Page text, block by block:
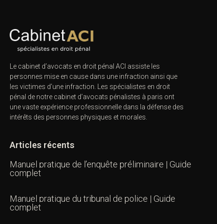
Le cabinet d’avocats en droit pénal ACI assiste les
personnes mise en cause dans une infraction ainsi que
les victimes d’une infraction. Les spécialistes en droit
pénal de notre cabinet d’avocats pénalistes à paris ont
une vaste expérience professionnelle dans la défense des
intérêts des personnes physiques et morales.
Articles récents
Manuel pratique de l’enquête préliminaire | Guide
complet
Manuel pratique du tribunal de police | Guide
complet